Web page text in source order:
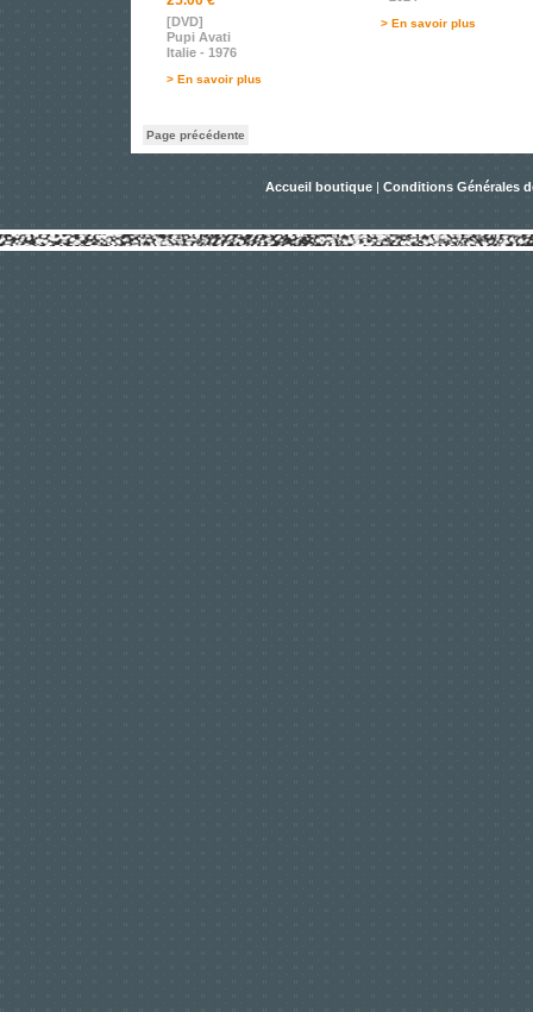
[DVD]
Pupi Avati
Italie - 1976
> En savoir plus
> En savoir plus
Page précédente
Accueil boutique | Conditions Générales